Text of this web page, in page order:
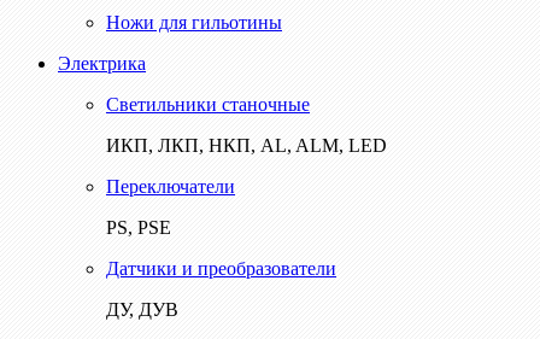
Ножи для гильотины
Электрика
Светильники станочные
ИКП, ЛКП, НКП, AL, ALM, LED
Переключатели
PS, PSE
Датчики и преобразователи
ДУ, ДУВ